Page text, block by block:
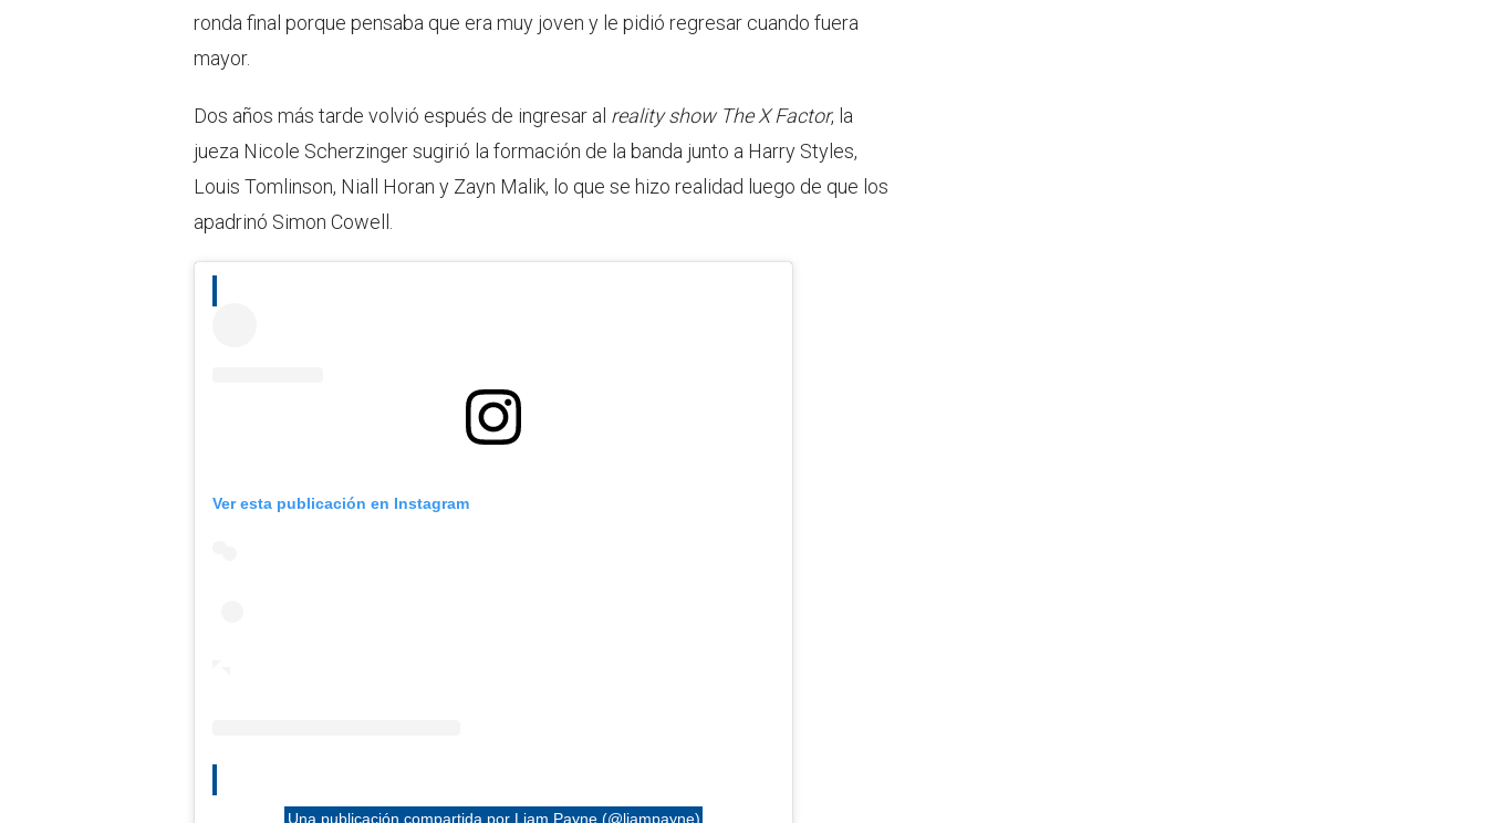
ronda final porque pensaba que era muy joven y le pidió regresar cuando fuera
mayor.
Dos años más tarde volvió espués de ingresar al reality show The X Factor, la
jueza Nicole Scherzinger sugirió la formación de la banda junto a Harry Styles,
Louis Tomlinson, Niall Horan y Zayn Malik, lo que se hizo realidad luego de que los
apadrinó Simon Cowell.
Ver esta publicación en Instagram
Una publicación compartida por Liam Payne (@liampayne)